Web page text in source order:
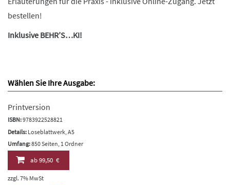
bestellen!
Inklusive BEHR’S…KI!
Wählen Sie Ihre Ausgabe:
Printversion
ISBN:9783922528821
Details: Loseblattwerk, A5
Umfang:850 Seiten, 1 Ordner
ab99,50 €
zzgl. 7% MwSt